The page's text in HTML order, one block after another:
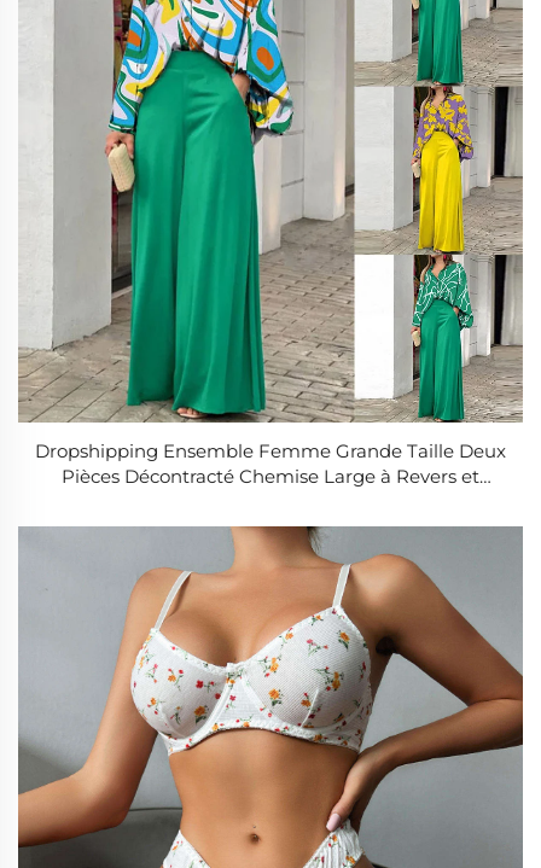
Dropshipping Ensemble Femme Grande Taille Deux
Pièces Décontracté Chemise Large à Revers et
Logo